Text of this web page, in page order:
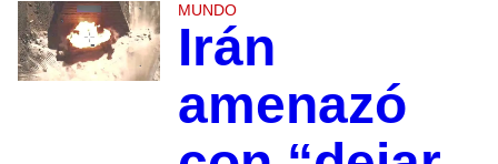
MUNDO
Irán
amenazó